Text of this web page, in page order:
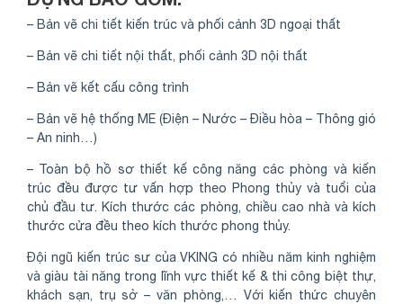
– Bản vẽ chi tiết kiến trúc và phối cảnh 3D ngoại thất
– Bản vẽ chi tiết nội thất, phối cảnh 3D nội thất
– Bản vẽ kết cấu công trình
– Bản vẽ hệ thống ME (Điện – Nước – Điều hòa – Thông gió
– An ninh…)
– Toàn bộ hồ sơ thiết kế công năng các phòng và kiến
trúc đều được tư vấn hợp theo Phong thủy và tuổi của
chủ đầu tư. Kích thước các phòng, chiều cao nhà và kích
thước cửa đều theo kích thước phong thủy.
Đội ngũ kiến trúc sư của VKING có nhiều năm kinh nghiệm
và giàu tài năng trong lĩnh vực thiết kế & thi công biệt thự,
khách sạn, trụ sở – văn phòng,… Với kiến thức chuyên